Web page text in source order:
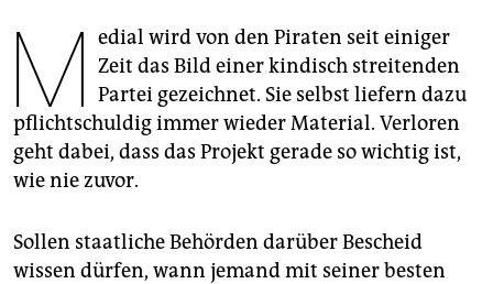
abo
genossenschaft
epaper login
M edial wird von den Piraten seit einiger
Zeit das Bild einer kindisch streitenden
Partei gezeichnet. Sie selbst liefern dazu
pflichtschuldig immer wieder Material. Verloren
geht dabei, dass das Projekt gerade so wichtig ist,
wie nie zuvor.
Sollen staatliche Behörden darüber Bescheid
wissen dürfen, wann jemand mit seiner besten